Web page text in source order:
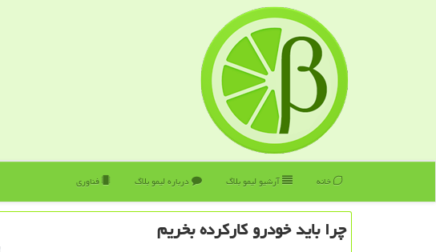
خانه آرشیو لیمو بلاگ درباره لیمو بلاگ فناوری
چرا باید خودرو كاركرده بخریم